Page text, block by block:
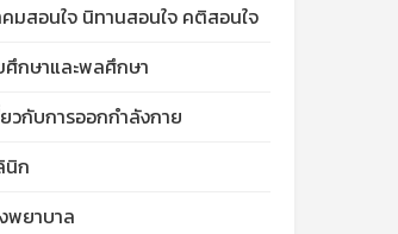
มสอนใจ นิทานสอนใจ คติสอนใจ
ศึกษาและพลศึกษา
วกับการออกกำลังกาย
นิก
พยาบาล